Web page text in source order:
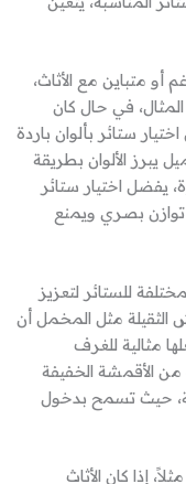
متباين مع الأثاث،
في حال كان
ستائر بألوان باردة
يبرز الألوان بطريقة
يفضل اختيار ستائر
بصري ويمنع
للستائر لتعزيز
مثل المخمل أن
للغرف
الأقمشة الخفيفة
حيث تسمح بدخول
إذا كان الأثاث